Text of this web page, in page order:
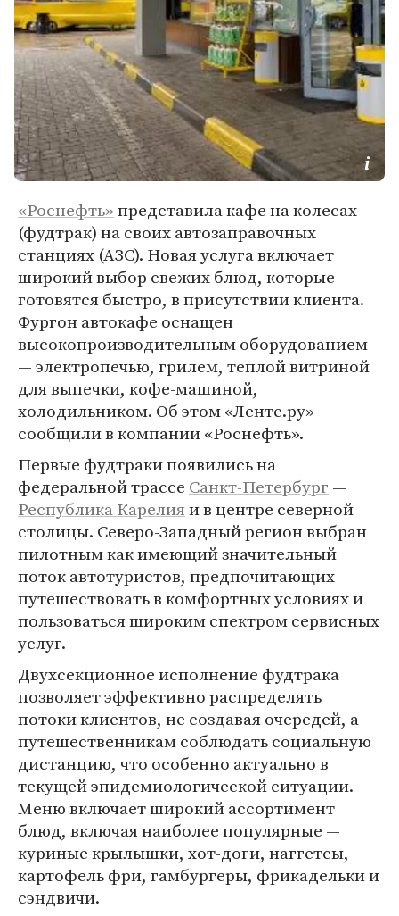
«Роснефть»представила кафе на колесах
(фудтрак) на своих автозаправочных
станциях (АЗС). Новая услуга включает
широкий выбор свежих блюд, которые
готовятся быстро, в присутствии клиента.
Фургон автокафе оснащен
высокопроизводительным оборудованием
— электропечью, грилем, теплой витриной
для выпечки, кофе-машиной,
холодильником. Об этом «Ленте.ру»
сообщили в компании «Роснефть».
Первые фудтраки появились на
федеральной трассе Санкт-Петербург —
Республика Карелияи в центре северной
столицы. Северо-Западный регион выбран
пилотным как имеющий значительный
поток автотуристов, предпочитающих
путешествовать в комфортных условиях и
пользоваться широким спектром сервисных
услуг.
Двухсекционное исполнение фудтрака
позволяет эффективно распределять
потоки клиентов, не создавая очередей, а
путешественникам соблюдать социальную
дистанцию, что особенно актуально в
текущей эпидемиологической ситуации.
Меню включает широкий ассортимент
блюд, включая наиболее популярные —
куриные крылышки, хот-доги, наггетсы,
картофель фри, гамбургеры, фрикадельки и
сэндвичи.